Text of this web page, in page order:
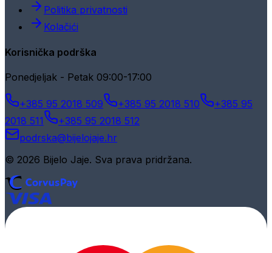
Politika privatnosti
Kolačići
Korisnička podrška
Ponedjeljak - Petak 09:00-17:00
+385 95 2018 509 +385 95 2018 510
+385 95
2018 511
+385 95 2018 512
podrska@bijelojaje.hr
© 2026 Bijelo Jaje. Sva prava pridržana.